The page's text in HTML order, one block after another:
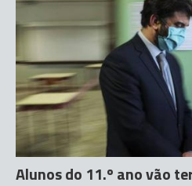
Alunos do 11.º ano vão